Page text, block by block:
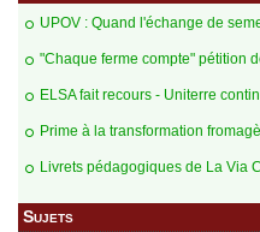
UPOV : Quand l'échange de
"Chaque ferme compte" pétition
ELSA fait recours - Uniterre
Prime à la transformation
Livrets pédagogiques de La Via
Sujets